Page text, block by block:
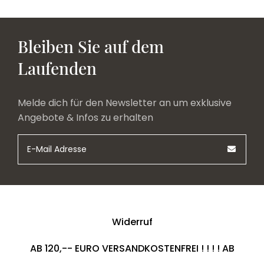
Bleiben Sie auf dem
Laufenden
Melde dich für den Newsletter an um exklusive
Angebote & Infos zu erhalten
Widerruf
AB 120,-- EURO VERSANDKOSTENFREI ! ! ! ! AB